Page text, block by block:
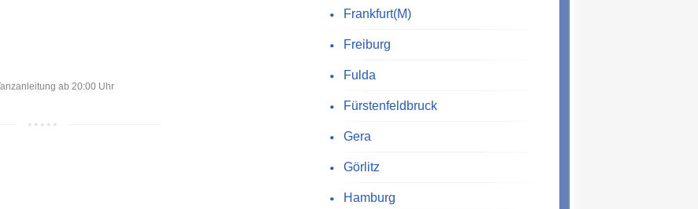
ab 20:00 Uhr
Frankfurt(M)
Freiburg
Fulda
Fürstenfeldbruck
Gera
Görlitz
Hamburg